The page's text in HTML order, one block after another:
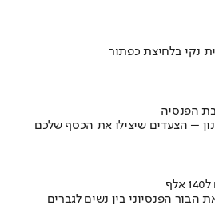
נקי בלחיצת כפתור
הפנסיה
– הצעדים שיצילו את הכסף שלכם
הבור הפנסיוני בין נשים לגברים